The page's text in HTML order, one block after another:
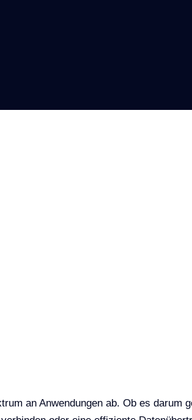
an Anwendungen ab. Ob es darum